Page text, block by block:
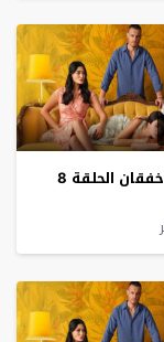
مسلسل خفقان الحلقة 8